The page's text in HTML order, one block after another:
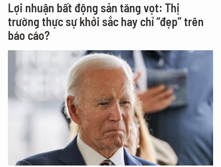
Lợi nhuận bất động sản tăng vọt: Thị
trường thực sự khởi sắc hay chỉ “đẹp” trên
báo cáo?